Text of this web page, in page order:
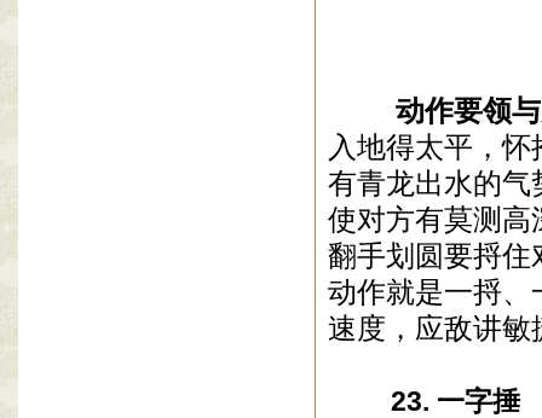
动作要领
入地得太平，
有青龙出水的气
使对方有莫测高
翻手划圆要捋住
动作就是一捋、
速度，应敌讲敏
23. 一字捶